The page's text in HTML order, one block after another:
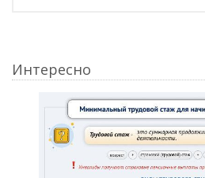
Интересно